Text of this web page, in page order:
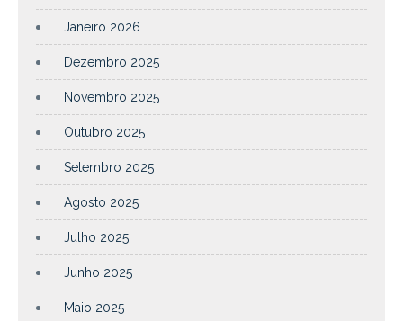
Janeiro 2026
Dezembro 2025
Novembro 2025
Outubro 2025
Setembro 2025
Agosto 2025
Julho 2025
Junho 2025
Maio 2025